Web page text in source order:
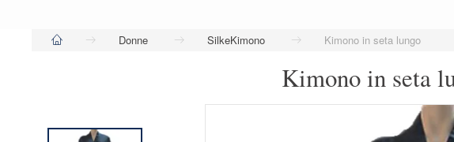
Donne SilkeKimono Kimono in seta lungo
Kimono in seta